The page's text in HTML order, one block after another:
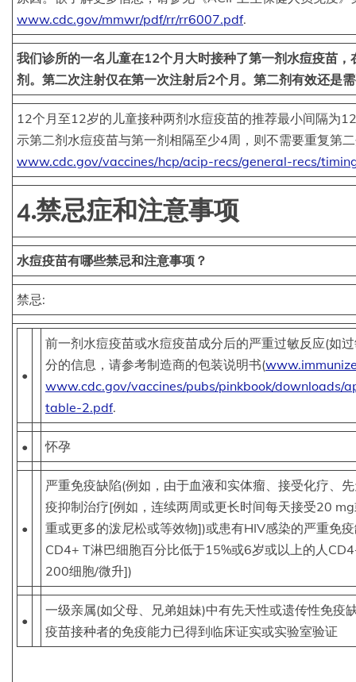
www.cdc.gov/mmwr/pdf/rr/rr6007.pdf.
我们诊所的一名儿童在12个月大时接种了第一剂水痘疫苗
剂。第二次注射仅在第一次注射后2个月。第二剂有效还是
12个月至12岁的儿童接种两剂水痘疫苗的推荐最小间隔为
示第二剂水痘疫苗与第一剂相隔至少4周，则不需要重复第
www.cdc.gov/vaccines/hcp/acip-recs/general-recs/
4.禁忌症和注意事项
水痘疫苗有哪些禁忌和注意事项？
禁忌:
•
前一剂水痘疫苗或水痘疫苗成分后的严重过敏反应(如
分的信息，请参考制造商的包装说明书(
www.cdc.gov/vaccines/pubs/pinkbook/downloads/
table-2.pdf.
• 怀孕
•
严重免疫缺陷(例如，由于血液和实体瘤、接受化疗、
疫抑制治疗[例如，连续两周或更长时间每天接受20
重或更多的泼尼松或等效物])或患有HIV感染的严重免
CD4+ T淋巴细胞百分比低于15%或6岁或以上的人
200细胞/微升])
•
一级亲属(如父母、兄弟姐妹)中有先天性或遗传性免疫
疫苗接种者的免疫能力已得到临床证实或实验室验证